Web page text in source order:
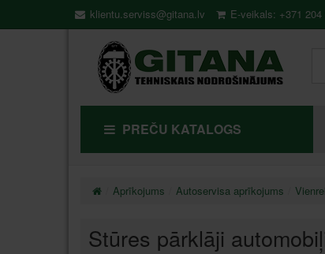
klientu.serviss@gitana.lv E-veikals: +371 204
PREČU KATALOGS
Aprīkojums Autoservisa aprīkojums
Stūres pārklāji